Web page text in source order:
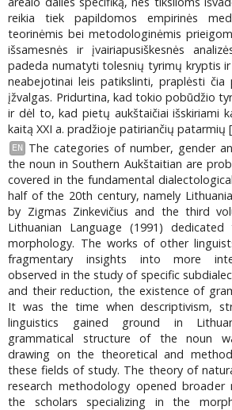
reikia tiek papildomos empirinės
teorinėmis bei metodologinėmis
išsamesnės ir įvairiapusiškesnės
padeda numatyti tolesnių tyrimų kryptis
neabejotinai leis patikslinti, praplėsti čia
įžvalgas. Pridurtina, kad tokio pobūdžio
ir dėl to, kad pietų aukštaičiai išskiriami
kaitą XXI a. pradžioje patiriančių patarmių
EN
The categories of number, gender
the noun in Southern Aukštaitian are
covered in the fundamental
half of the 20th century, namely
by Zigmas Zinkevičius and the third
Lithuanian Language (1991)
morphology. The works of other
fragmentary insights into more
observed in the study of specific
and their reduction, the existence of
It was the time when descriptivism,
linguistics gained ground in
grammatical structure of the noun
drawing on the theoretical and
these fields of study. The theory of
research methodology opened broader
the scholars specializing in the